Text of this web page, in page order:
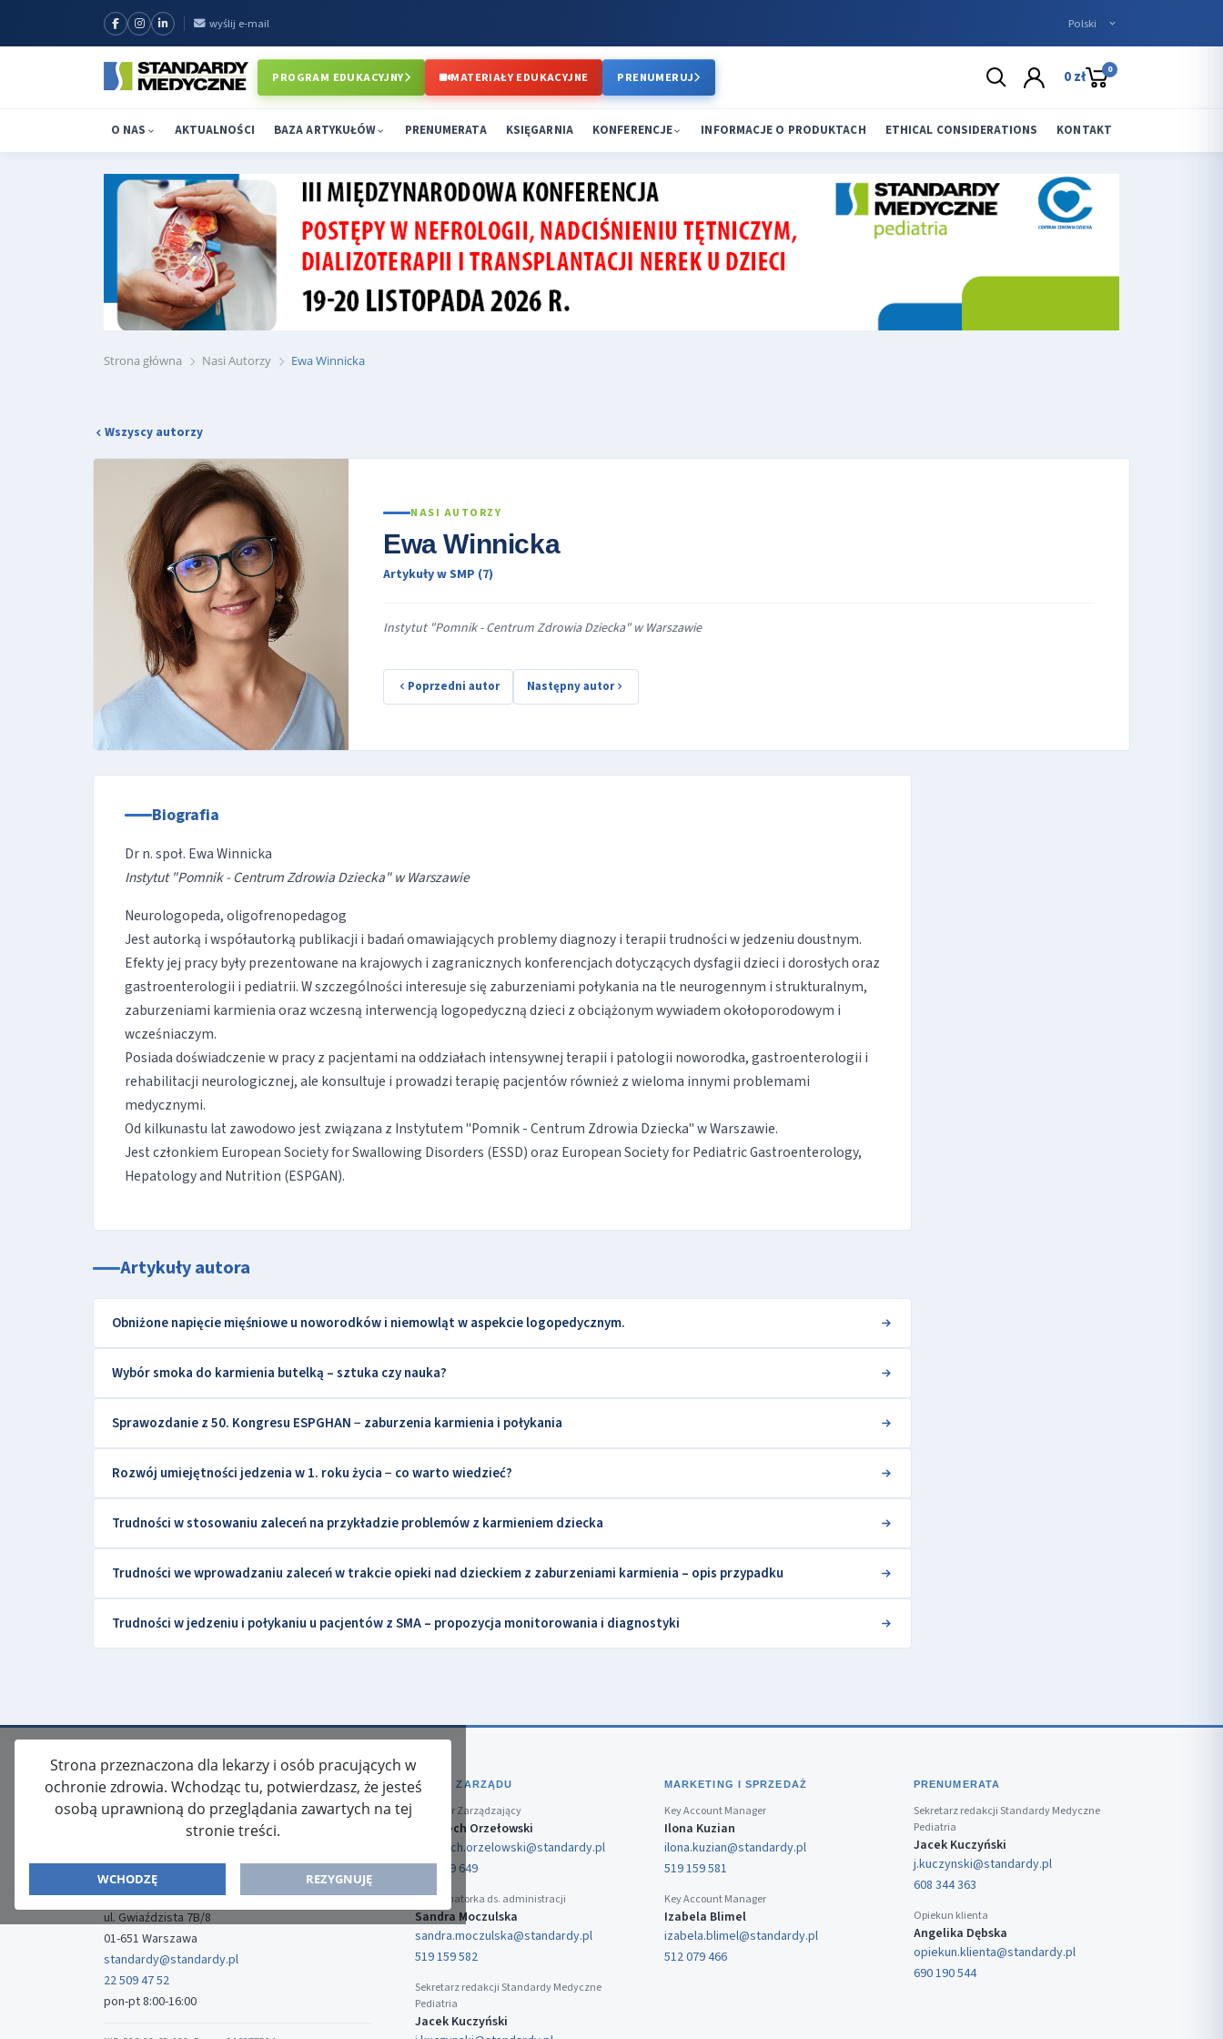
wyślij e-mail
PROGRAM EDUKACYJNY MATERIAŁY EDUKACYJNE PRENUMERUJ 0 zł 0
O NAS AKTUALNOŚCI BAZA ARTYKUŁÓW PRENUMERATA KSIĘGARNIA KONFERENCJE INFORMACJE O PRODUKTACH ETHICAL CONSIDERATIONS KONTAKT
Strona główna Nasi Autorzy Ewa Winnicka
Wszyscy autorzy
NASI AUTORZY
Ewa Winnicka
Artykuły w SMP (7)
Instytut "Pomnik - Centrum Zdrowia Dziecka" w Warszawie
Poprzedni autor Następny autor
Biografia
Dr n. społ. Ewa Winnicka
Instytut "Pomnik - Centrum Zdrowia Dziecka" w Warszawie
Neurologopeda, oligofrenopedagog
Jest autorką i współautorką publikacji i badań omawiających problemy diagnozy i terapii trudności w jedzeniu doustnym.
Efekty jej pracy były prezentowane na krajowych i zagranicznych konferencjach dotyczących dysfagii dzieci i dorosłych oraz
gastroenterologii i pediatrii. W szczególności interesuje się zaburzeniami połykania na tle neurogennym i strukturalnym,
zaburzeniami karmienia oraz wczesną interwencją logopedyczną dzieci z obciążonym wywiadem okołoporodowym i
wcześniaczym.
Posiada doświadczenie w pracy z pacjentami na oddziałach intensywnej terapii i patologii noworodka, gastroenterologii i
rehabilitacji neurologicznej, ale konsultuje i prowadzi terapię pacjentów również z wieloma innymi problemami
medycznymi.
Od kilkunastu lat zawodowo jest związana z Instytutem "Pomnik - Centrum Zdrowia Dziecka" w Warszawie.
Jest członkiem European Society for Swallowing Disorders (ESSD) oraz European Society for Pediatric Gastroenterology,
Hepatology and Nutrition (ESPGAN).
Artykuły autora
Obniżone napięcie mięśniowe u noworodków i niemowląt w aspekcie logopedycznym.
Wybór smoka do karmienia butelką – sztuka czy nauka?
Sprawozdanie z 50. Kongresu ESPGHAN − zaburzenia karmienia i połykania
Rozwój umiejętności jedzenia w 1. roku życia − co warto wiedzieć?
Trudności w stosowaniu zaleceń na przykładzie problemów z karmieniem dziecka
Trudności we wprowadzaniu zaleceń w trakcie opieki nad dzieckiem z zaburzeniami karmienia – opis przypadku
Trudności w jedzeniu i połykaniu u pacjentów z SMA – propozycja monitorowania i diagnostyki
Strona przeznaczona dla lekarzy i osób pracujących w
ochronie zdrowia. Wchodząc tu, potwierdzasz, że jesteś
osobą uprawnioną do przeglądania zawartych na tej
stronie treści.
WCHODZĘ REZYGNUJĘ
ISSN: 2080-5438
Media-Press Sp. z o.o.
ul. Gwiaździsta 7B/8
01-651 Warszawa
standardy@standardy.pl
22 509 47 52
pon-pt 8:00-16:00
BIURO ZARZĄDU
Dyrektor Zarządzający
Wojciech Orzełowski
wojciech.orzelowski@standardy.pl
519 159 649
Koordynatorka ds. administracji
Sandra Moczulska
sandra.moczulska@standardy.pl
519 159 582
Sekretarz redakcji Standardy Medyczne
Pediatria
Jacek Kuczyński
MARKETING I SPRZEDAŻ
Key Account Manager
Ilona Kuzian
ilona.kuzian@standardy.pl
519 159 581
Key Account Manager
Izabela Blimel
izabela.blimel@standardy.pl
512 079 466
PRENUMERATA
Sekretarz redakcji Standardy Medyczne
Pediatria
Jacek Kuczyński
j.kuczynski@standardy.pl
608 344 363
Opiekun klienta
Angelika Dębska
opiekun.klienta@standardy.pl
690 190 544